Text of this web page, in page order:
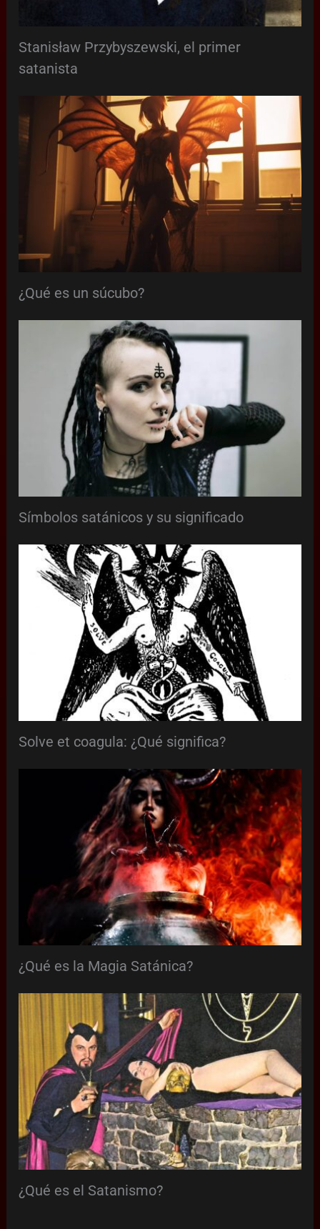
Stanisław Przybyszewski, el primer
satanista
¿Qué es un súcubo?
Símbolos satánicos y su significado
Solve et coagula: ¿Qué significa?
¿Qué es la Magia Satánica?
¿Qué es el Satanismo?